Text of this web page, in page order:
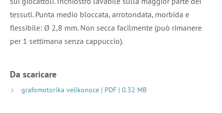
tessuti. Punta medio bloccata, arrotondata, morbida e
flessibile: Ø 2,8 mm. Non secca facilmente (può rimanere
per 1 settimana senza cappuccio).
Da scaricare
grafomotorika velikonoce | PDF | 0.32 MB